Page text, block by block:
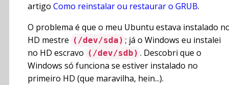
artigo Como reinstalar ou restaurar o GRUB.
O problema é que o meu Ubuntu estava instalado
HD mestre (/dev/sda) ; já o Windows eu instalei
no HD escravo (/dev/sdb) . Descobri que o
Windows só funciona se estiver instalado no
primeiro HD (que maravilha, hein...).